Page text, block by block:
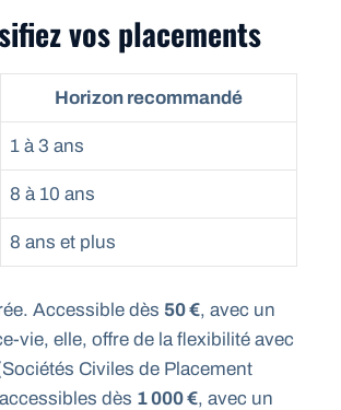
vos placements
Horizon recommandé
1 à 3 ans
8 à 10 ans
8 ans et plus
Accessible dès 50 €, avec un
vie, elle, offre de la flexibilité avec
Civiles de Placement
dès 1 000 €, avec un